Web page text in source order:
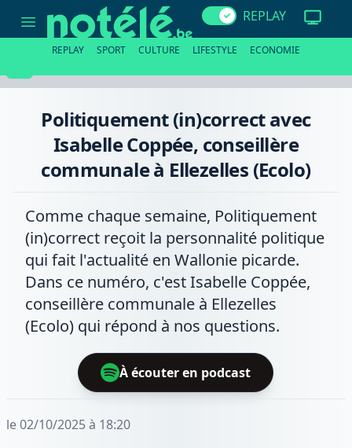
(in)correct
communale
REPLAY
REPLAY SPORT CULTURE LIFESTYLE ECONOMIE
Politiquement (in)correct avec
Isabelle Coppée, conseillère
communale à Ellezelles (Ecolo)
Comme chaque semaine, Politiquement
(in)correct reçoit la personnalité politique
qui fait l'actualité en Wallonie picarde.
Dans ce numéro, c'est Isabelle Coppée,
conseillère communale à Ellezelles
(Ecolo) qui répond à nos questions.
À écouter en podcast
le 02/10/2025 à 18:20